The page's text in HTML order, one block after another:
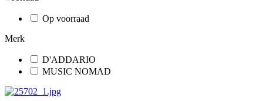
Op voorraad
Merk
D'ADDARIO
MUSIC NOMAD